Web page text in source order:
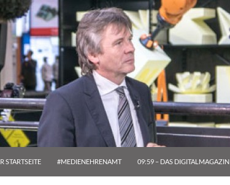
STARTSEITE #MEDIENEHRENAMT 09:59 – DAS DIGITALMAGAZIN